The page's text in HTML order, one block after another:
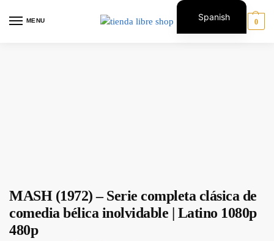
MENU 0
MASH (1972) – Serie completa clásica de
comedia bélica inolvidable | Latino 1080p
480p
Spanish
English